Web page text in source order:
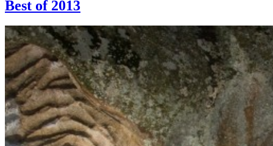
Best of 2013